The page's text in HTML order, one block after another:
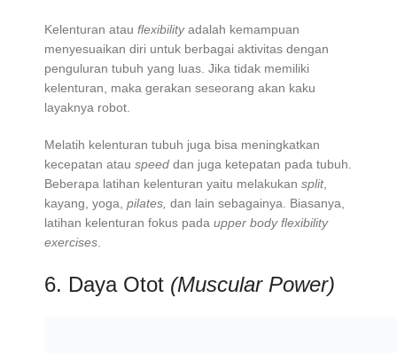
Kelenturan atau flexibilityadalah kemampuan
menyesuaikan diri untuk berbagai aktivitas dengan
penguluran tubuh yang luas. Jika tidak memiliki
kelenturan, maka gerakan seseorang akan kaku
layaknya robot.
Melatih kelenturan tubuh juga bisa meningkatkan
kecepatan atau speed dan juga ketepatan pada tubuh.
Beberapa latihan kelenturan yaitu melakukan split,
kayang, yoga, pilates, dan lain sebagainya. Biasanya,
latihan kelenturan fokus pada upper body flexibility
exercises
6. Daya Otot (Muscular Power)